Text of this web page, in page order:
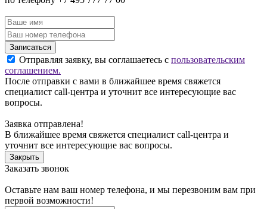
Записаться
Отправляя заявку, вы соглашаетесь с пользовательским
соглашением.
После отправки с вами в ближайшее время свяжется
специалист call-центра и уточнит все интересующие вас
вопросы.
Заявка отправлена!
В ближайшее время свяжется специалист call-центра и
уточнит все интересующие вас вопросы.
Закрыть
Заказать звонок
Оставьте нам ваш номер телефона, и мы перезвоним вам при
первой возможности!